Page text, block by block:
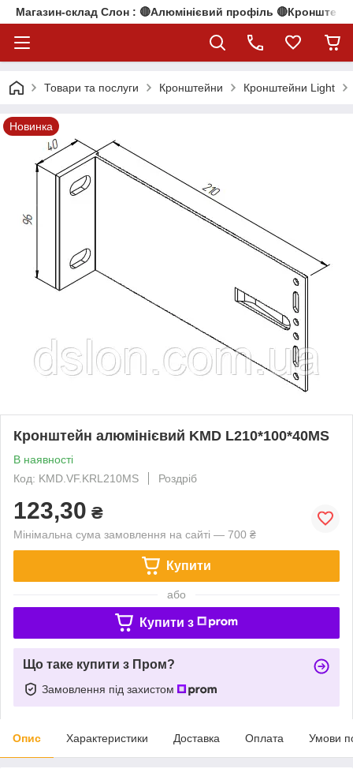
Магазин-склад Слон : 🔴Алюмінієвий профіль
Товари та послуги Кронштейни Кронштейни Light
Новинка
Кронштейн алюмінієвий KMD L210*100*40МS
В наявності
Код: KMD.VF.KRL210МS
Роздріб
123,30 ₴
Мінімальна сума замовлення на сайті — 700 ₴
Купити
або
Купити з
Що таке купити з Пром?
Замовлення під захистом
Опис Характеристики Доставка Оплата Умови